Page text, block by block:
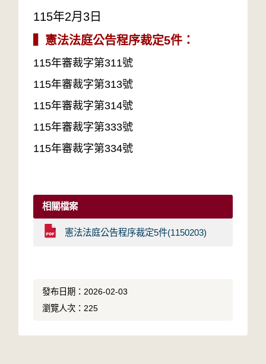
115年2月3日
憲法法庭公告程序裁定5件：
115年審裁字第311號
115年審裁字第313號
115年審裁字第314號
115年審裁字第333號
115年審裁字第334號
相關檔案
憲法法庭公告程序裁定5件(1150203)
發布日期：2026-02-03
瀏覽人次：225